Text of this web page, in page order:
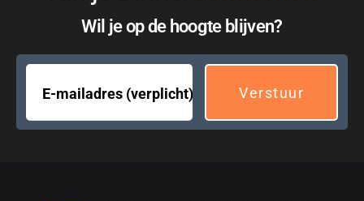
Wil je op de hoogte blijven?